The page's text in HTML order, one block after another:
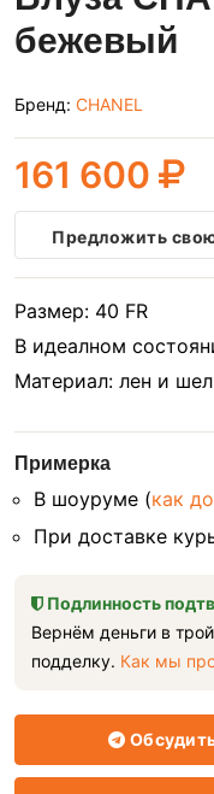
бежевый
Бренд: CHANEL
161 600
Предложить
Размер: 40 FR
В идеалном
Материал: лен и
Примерка
В шоуруме (как
При доставке
Подлинность
Вернём деньги в
подделку. Как мы